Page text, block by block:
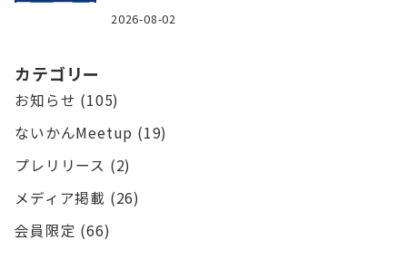
2026-08-02
カテゴリー
お知らせ (105)
ないかんMeetup (19)
プレリリース (2)
メディア掲載 (26)
会員限定 (66)